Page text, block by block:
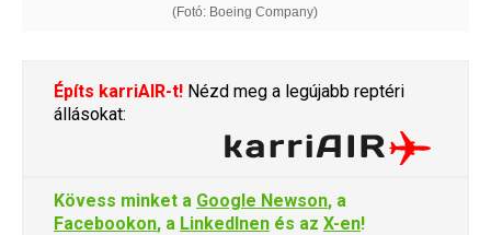
(Fotó: Boeing Company)
Építs karriAIR-t! Nézd meg a legújabb reptéri
állásokat:
Kövess minket a Google Newson, a
Facebookon, a LinkedInen és az X-en!